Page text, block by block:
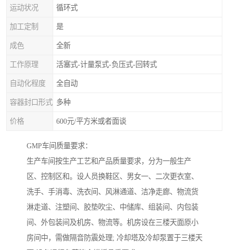
运动状况 循环式
加工定制 是
成色 全新
工作原理 活塞式-计量泵式-负压式-回转式
自动化程度 全自动
容器封口形式 多种
价格 600元/平方米或者面谈
GMP车间质量要求：
生产车间按生产工艺和产品质量要求，分为一般生产
区、控制区和。设人员换鞋区、男女一、二次更衣室、
洗手、手消毒、洗衣间、风淋通道、洁净走廊、物流货
淋走道、注塑间、胶垫吹尘、中储库、组装间、内包装
间、外包装间及机房、物流等。机房设在三楼天面原小
房间中，需做隔音防震处理; 冷却塔及冷却泵置于三楼天